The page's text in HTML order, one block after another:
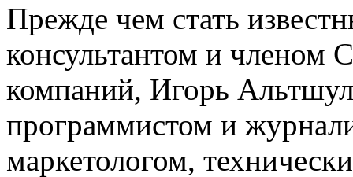
Прежде чем стать
консультантом и членом
компаний, Игорь
программистом и
маркетологом,